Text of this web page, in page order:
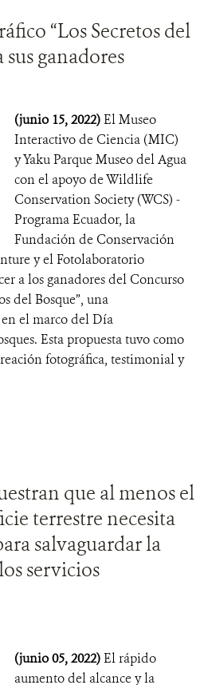
“Los Secretos del
sus ganadores
(junio 15, 2022)El Museo
Interactivo de Ciencia (MIC)
y Yaku Parque Museo del Agua
con el apoyo de Wildlife
Conservation Society (WCS) -
Programa Ecuador, la
Fundación de Conservación
y el Fotolaboratorio
a los ganadores del Concurso
del Bosque”, una
el marco del Día
Esta propuesta tuvo como
fotográfica, testimonial y
que al menos el
terrestre necesita
salvaguardar la
servicios
(junio 05, 2022)El rápido
aumento del alcance y la